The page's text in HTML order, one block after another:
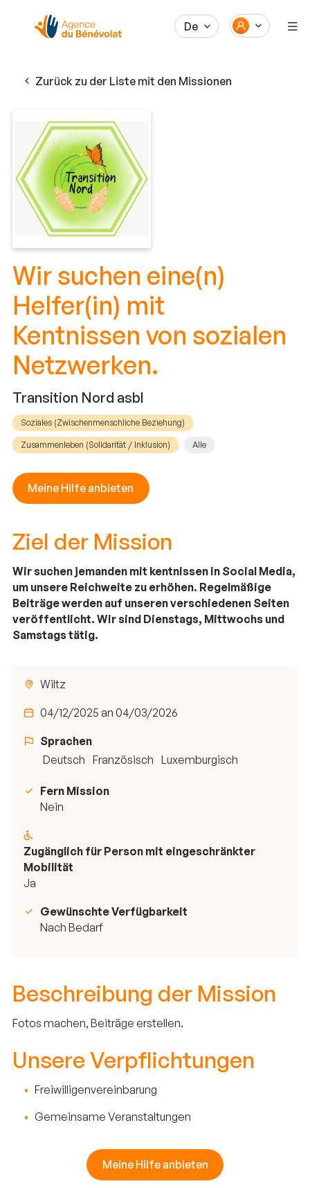
De
Zurück zu der Liste mit den Missionen
Wir suchen eine(n)
Helfer(in) mit
Kentnissen von sozialen
Netzwerken.
Transition Nord asbl
Soziales (Zwischenmenschliche Beziehung)
Zusammenleben (Solidarität / Inklusion) Alle
Meine Hilfe anbieten
Ziel der Mission
Wir suchen jemanden mit kentnissen in Social Media,
um unsere Reichweite zu erhöhen. Regelmäßige
Beiträge werden auf unseren verschiedenen Seiten
veröffentlicht. Wir sind Dienstags, Mittwochs und
Samstags tätig.
Wiltz
04/12/2025 an 04/03/2026
Sprachen
Deutsch Französisch Luxemburgisch
Fern Mission
Nein
Zugänglich für Person mit eingeschränkter
Mobilität
Ja
Gewünschte Verfügbarkeit
Nach Bedarf
Beschreibung der Mission
Fotos machen, Beiträge erstellen.
Unsere Verpflichtungen
Freiwilligenvereinbarung
Gemeinsame Veranstaltungen
Meine Hilfe anbieten